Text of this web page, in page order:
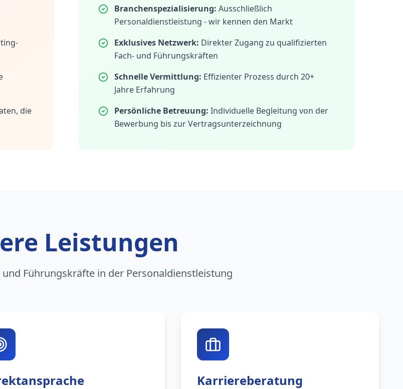
die
Branchenspezialisierung: Ausschließlich
Personaldienstleistung - wir kennen den Markt
Exklusives Netzwerk: Direkter Zugang zu qualifizierten
Fach- und Führungskräften
Schnelle Vermittlung: Effizienter Prozess durch 20+
Jahre Erfahrung
Persönliche Betreuung: Individuelle Begleitung von der
Bewerbung bis zur Vertragsunterzeichnung
Leistungen
und Führungskräfte in der Personaldienstleistung
Karriereberatung